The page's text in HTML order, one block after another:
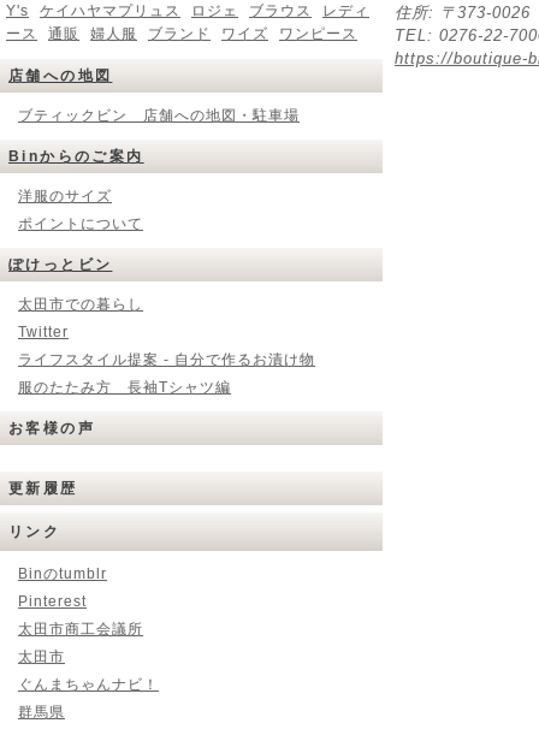
Y's
ケイハヤマプリュス ロジェ ブラウス
レディ
ース
通販 婦人服 ブランド ワイズ ワンピース
店舗への地図
ブティックビン 店舗への地図・駐車場
Binからのご案内
洋服のサイズ
ポイントについて
ぽけっとビン
太田市での暮らし
Twitter
ライフスタイル提案 - 自分で作るお漬け物
服のたたみ方 長袖Tシャツ編
お客様の声
更新履歴
リンク
Binのtumblr
Pinterest
太田市商工会議所
太田市
ぐんまちゃんナビ！
群馬県
住所: 〒373-
TEL: 0276-22-
https://boutique-